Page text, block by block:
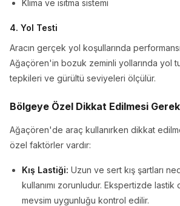
Klima ve ısıtma sistemi
4. Yol Testi
Aracın gerçek yol koşullarında
Ağaçören'in bozuk zeminli yollarında yol
tepkileri ve gürültü seviyeleri ölçülür.
Bölgeye Özel Dikkat Edilmesi
Ağaçören'de araç kullanırken dikkat
özel faktörler vardır:
Kış Lastiği: Uzun ve sert kış şartları
kullanımı zorunludur. Ekspertizde
mevsim uygunluğu kontrol edilir.